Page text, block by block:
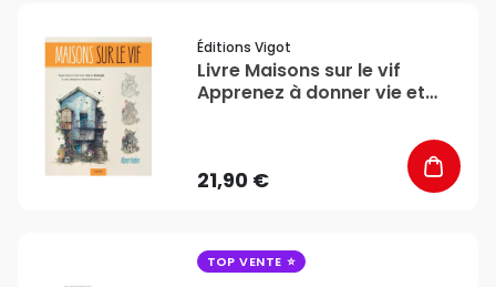
Éditions Vigot
Livre Maisons sur le vif
Apprenez à donner vie et
21,90 €
TOP VENTE